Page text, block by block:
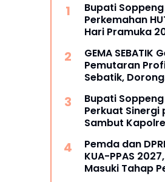
Bupati
Perkemahan
Hari Pramuka
Nasional XII
GEMA SEBATIK
Pemutaran
Sebatik, Dorong
Menuju Sebatik
Bupati
Perkuat Sinergi
Sambut
Warga 24 Jam
Pemda dan
KUA-PPAS
Masuki Tahap